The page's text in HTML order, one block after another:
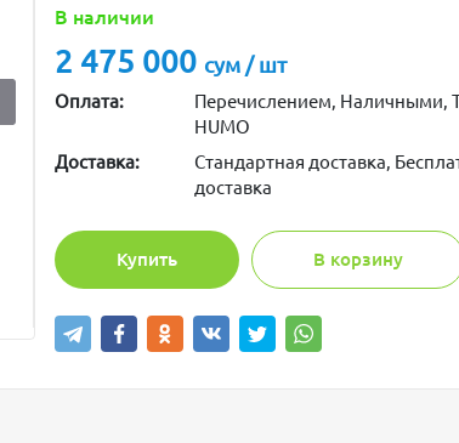
В наличии
2 475 000 сум / шт
Оплата:
Перечислением, Наличными,
HUMO
Доставка:
Стандартная доставка,
доставка
Купить В корзину